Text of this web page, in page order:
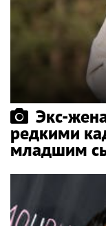
Экс-
редкими
младшим